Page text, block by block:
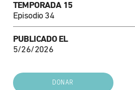
TEMPORADA 15
Episodio 34
PUBLICADO EL
5/26/2026
DONAR